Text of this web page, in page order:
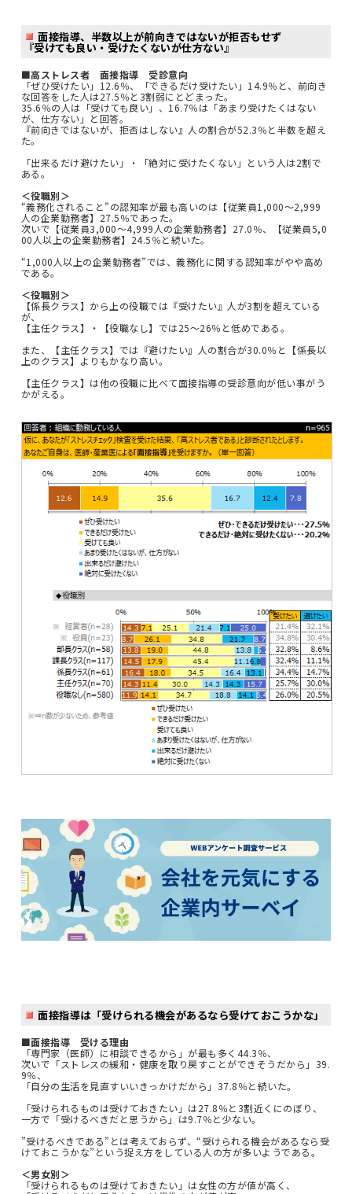
面接指導、半数以上が前向きではないが拒否もせず
『受けても良い・受けたくないが仕方ない』
■高ストレス者 面接指導 受診意向
「ぜひ受けたい」12.6％、「できるだけ受けたい」14.9％と、前向き
な回答をした人は27.5％と3割弱にとどまった。
35.6％の人は「受けても良い」、16.7％は「あまり受けたくはない
が、仕方ない」と回答。
『前向きではないが、拒否はしない』人の割合が52.3％と半数を超え
た。
「出来るだけ避けたい」・「絶対に受けたくない」という人は2割で
ある。
＜役職別＞
“義務化されること”の認知率が最も高いのは【従業員1,000～2,999
人の企業勤務者】27.5％であった。
次いで【従業員3,000～4,999人の企業勤務者】27.0％、【従業員5,0
00人以上の企業勤務者】24.5％と続いた。
“1,000人以上の企業勤務者”では、義務化に関する認知率がやや高め
である。
＜役職別＞
【係長クラス】から上の役職では『受けたい』人が3割を超えている
が、
【主任クラス】・【役職なし】では25～26％と低めである。
また、【主任クラス】では『避けたい』人の割合が30.0％と【係長以
上のクラス】よりもかなり高い。
【主任クラス】は他の役職に比べて面接指導の受診意向が低い事がう
かがえる。
面接指導は「受けられる機会があるなら受けておこうかな」
■面接指導 受ける理由
「専門家（医師）に相談できるから」が最も多く44.3％、
次いで「ストレスの緩和・健康を取り戻すことができそうだから」39.
9％、
「自分の生活を見直すいいきっかけだから」37.8％と続いた。
「受けられるものは受けておきたい」は27.8％と3割近くにのぼり、
一方で「受けるべきだと思うから」は9.7％と少ない。
”受けるべきである”とは考えておらず、“受けられる機会があるなら受
けておこうかな”という捉え方をしている人の方が多いようである。
＜男女別＞
「受けられるものは受けておきたい」は女性の方が値が高く、